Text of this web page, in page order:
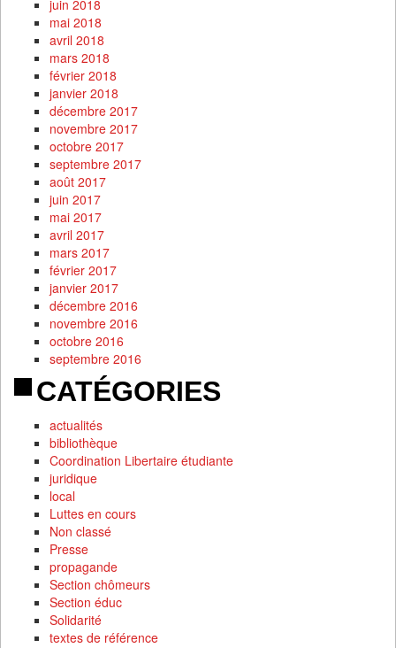
juin 2018
mai 2018
avril 2018
mars 2018
février 2018
janvier 2018
décembre 2017
novembre 2017
octobre 2017
septembre 2017
août 2017
juin 2017
mai 2017
avril 2017
mars 2017
février 2017
janvier 2017
décembre 2016
novembre 2016
octobre 2016
septembre 2016
CATÉGORIES
actualités
bibliothèque
Coordination Libertaire étudiante
juridique
local
Luttes en cours
Non classé
Presse
propagande
Section chômeurs
Section éduc
Solidarité
textes de référence